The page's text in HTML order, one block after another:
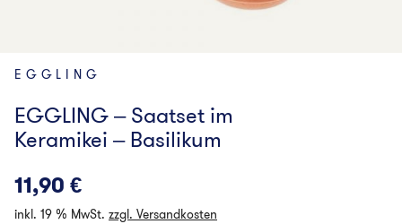
EGGLING
EGGLING – Saatset im
Keramikei – Basilikum
11,90 €
inkl. 19 % MwSt. zzgl. Versandkosten